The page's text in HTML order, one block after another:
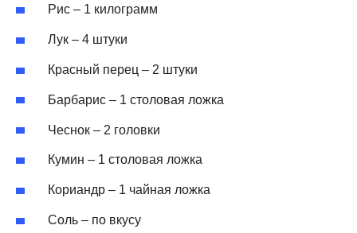
Рис – 1 килограмм
Лук – 4 штуки
Красный перец – 2 штуки
Барбарис – 1 столовая ложка
Чеснок – 2 головки
Кумин – 1 столовая ложка
Кориандр – 1 чайная ложка
Соль – по вкусу